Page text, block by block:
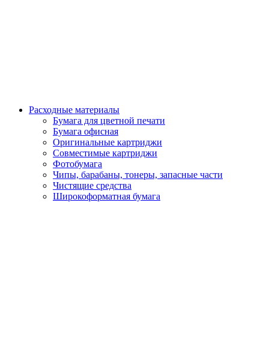
Расходные материалы
Бумага для цветной печати
Бумага офисная
Оригинальные картриджи
Совместимые картриджи
Фотобумага
Чипы, барабаны, тонеры, запасные части
Чистящие средства
Широкоформатная бумага